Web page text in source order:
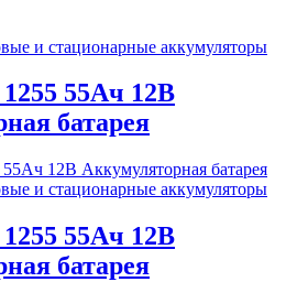
и стационарные аккумуляторы
55Ач 12В
батарея
и стационарные аккумуляторы
55Ач 12В
батарея